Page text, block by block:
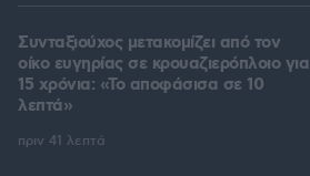
Συνταξιούχος μετακομίζει από τον
οίκο ευγηρίας σε κρουαζιερόπλοιο για
15 χρόνια: «Το αποφάσισα σε 10
λεπτά»
πριν 41 λεπτά